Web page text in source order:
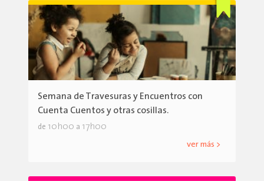
Semana de Travesuras y Encuentros con
Cuenta Cuentos y otras cosillas.
de 10h00 a 17h00
ver más >